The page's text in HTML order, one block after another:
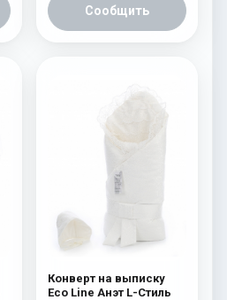
Сообщить
Конверт на выписку
Eco Line Анэт L-Стиль